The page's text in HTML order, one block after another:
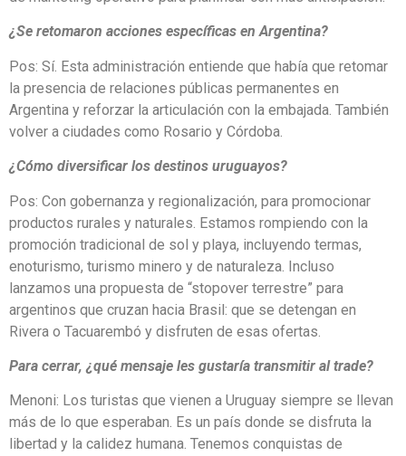
¿Se retomaron acciones específicas en Argentina?
Pos: Sí. Esta administración entiende que había que retomar
la presencia de relaciones públicas permanentes en
Argentina y reforzar la articulación con la embajada. También
volver a ciudades como Rosario y Córdoba.
¿Cómo diversificar los destinos uruguayos?
Pos: Con gobernanza y regionalización, para promocionar
productos rurales y naturales. Estamos rompiendo con la
promoción tradicional de sol y playa, incluyendo termas,
enoturismo, turismo minero y de naturaleza. Incluso
lanzamos una propuesta de “stopover terrestre” para
argentinos que cruzan hacia Brasil: que se detengan en
Rivera o Tacuarembó y disfruten de esas ofertas.
Para cerrar, ¿qué mensaje les gustaría transmitir al trade?
Menoni: Los turistas que vienen a Uruguay siempre se llevan
más de lo que esperaban. Es un país donde se disfruta la
libertad y la calidez humana. Tenemos conquistas de